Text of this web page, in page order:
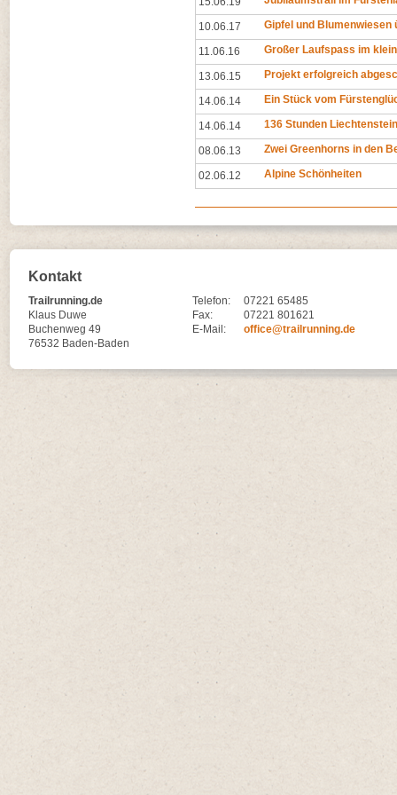
10.06.17 Gipfel und Blumenwiesen
11.06.16 Großer Laufspass im
13.06.15 Projekt erfolgreich
14.06.14 Ein Stück vom
14.06.14 136 Stunden Liechtenstein
08.06.13 Zwei Greenhorns in den
02.06.12 Alpine Schönheiten
Kontakt
Trailrunning.de
Klaus Duwe
Buchenweg 49
76532 Baden-Baden
Telefon:
07221 65485
Fax:
07221 801621
E-Mail:
office@trailrunning.de